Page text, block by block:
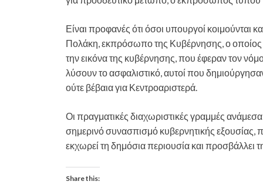
Είναι προφανές ότι όσοι υπουργοί κοιμούνται
Πολάκη, εκπρόσωπο της Κυβέρνησης, ο οποίος
την εικόνα της κυβέρνησης, που έφεραν τον
λύσουν το ασφαλιστικό, αυτοί που
ούτε βέβαια για Κεντροαριστερά.
Οι πραγματικές διαχωριστικές γραμμές
σημερινό συνασπισμό κυβερνητικής εξουσίας,
εκχωρεί τη δημόσια περιουσία και προσβάλλει
Share this: